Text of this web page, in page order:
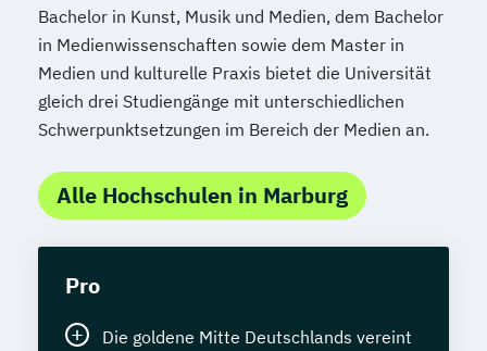
Bachelor in Kunst, Musik und Medien, dem Bachelor
in Medienwissenschaften sowie dem Master in
Medien und kulturelle Praxis bietet die Universität
gleich drei Studiengänge mit unterschiedlichen
Schwerpunktsetzungen im Bereich der Medien an.
Alle Hochschulen in Marburg
Pro
Die goldene Mitte Deutschlands vereint